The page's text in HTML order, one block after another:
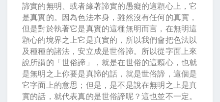
諦實的無明、或者緣著諦實的愚癡的這顆心上，它
是真實的。因為色法本身，雖然沒有任何的真實，
但是對於執著它是真實的這種無明而言，在無明這
顆心的境界之上它是真實的，所以我們會把色法以
及種種的諸法，安立成是世俗諦。所以從字面上來
說所謂的「世俗諦」，就是在世俗的這顆心，也就
是無明之上你要是真諦的話，就是世俗諦，這個是
它字面上的意思；但是，是不是說在無明之上是真
實的話，就代表真的是世俗諦呢？這也並不一定。